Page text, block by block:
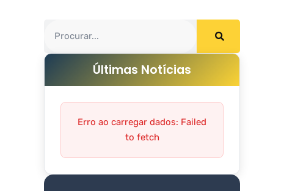
Últimas Notícias
Erro ao carregar dados: Failed
to fetch